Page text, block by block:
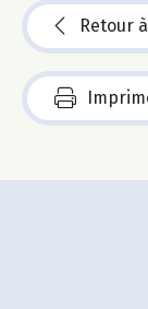
Retour